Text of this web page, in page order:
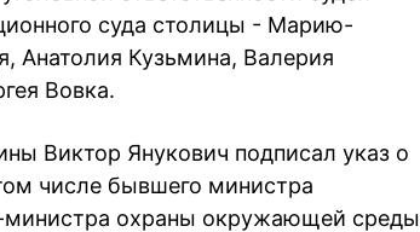
суда столицы - Марию-
Анатолия Кузьмина, Валерия
Вовка.
Виктор Янукович подписал указ о
числе бывшего министра
министра охраны окружающей среды